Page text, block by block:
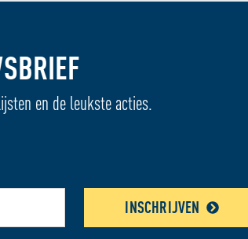
en de leukste acties.
INSCHRIJVEN